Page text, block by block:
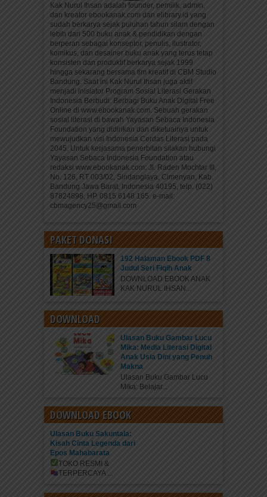
Kak Nurul Ihsan adalah founder, pemilik, admin,
dan kreator ebookanak.com dan elibrary.id yang
sudah berkarya sejak puluhan tahun silam dengan
lebih dari 500 buku anak & pendidikan dengan
berperan sebagai konseptor, penulis, ilustrator,
komikus, dan desainer buku anak yang terus tetap
konsisten dan produktif berkarya sejak 1999
hingga sekarang bersama tim kreatif di CBM Studio
Bandung. Saat ini Kak Nurul Ihsan juga aktif
menjadi inisiator Program Sosial Literasi Gerakan
Indonesia Berbudi: Berbagi Buku Anak Digital Free
Online di www.ebookanak.com. Sebuah gerakan
sosial literasi di bawah Yayasan Sebaca Indonesia
Foundation yang didirikan dan diketuainya untuk
mewujudkan visi Indonesia Cerdas Literasi pada
2045. Untuk kerjasama penerbitan silakan hubungi
Yayasan Sebaca Indonesia Foundation atau
redaksi www.ebookanak.com: Jl. Raden Mochtar III,
No. 126, RT 003/02, Sindanglaya, Cimenyan, Kab.
Bandung Jawa Barat, Indonesia 40195, telp. (022)
87824898, HP. 0815 6148 165. e-mail:
cbmagency25@gmail.com
PAKET DONASI
192 Halaman Ebook PDF 8
Judul Seri Fiqih Anak
DOWNLOAD EBOOK ANAK
KAK NURUL IHSAN...
DOWNLOAD
Ulasan Buku Gambar Lucu
Mika: Media Literasi Digital
Anak Usia Dini yang Penuh
Makna
Ulasan Buku Gambar Lucu
Mika: Belajar...
DOWNLOAD EBOOK
Ulasan Buku Sakuntala:
Kisah Cinta Legenda dari
Epos Mahabarata
TOKO RESMI &
TERPERCAYA ...